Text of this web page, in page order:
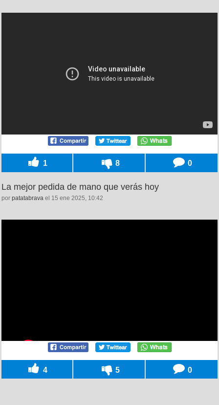
1 8 0
La mejor pedida de mano que verás hoy
por patatabrava el 15 ene 2025, 10:42
4 5 0